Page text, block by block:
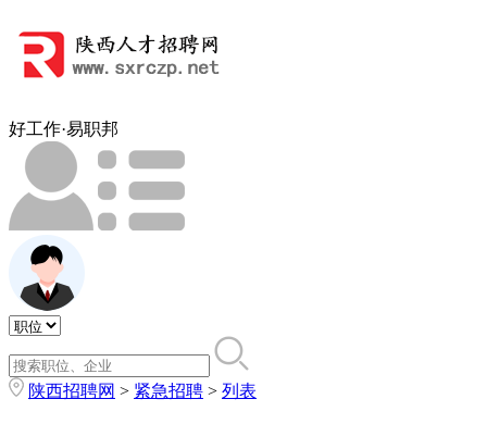
好工作·易职邦
陕西招聘网 > 紧急招聘 > 列表